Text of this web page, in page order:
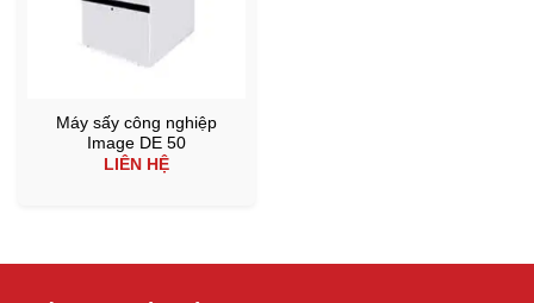
Máy sấy công nghiệp
Image DE 50
LIÊN HỆ